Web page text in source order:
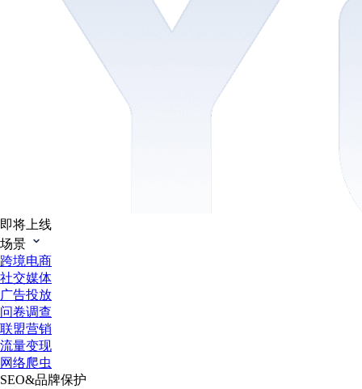
即将上线
场景
跨境电商
社交媒体
广告投放
问卷调查
联盟营销
流量变现
网络爬虫
SEO&品牌保护